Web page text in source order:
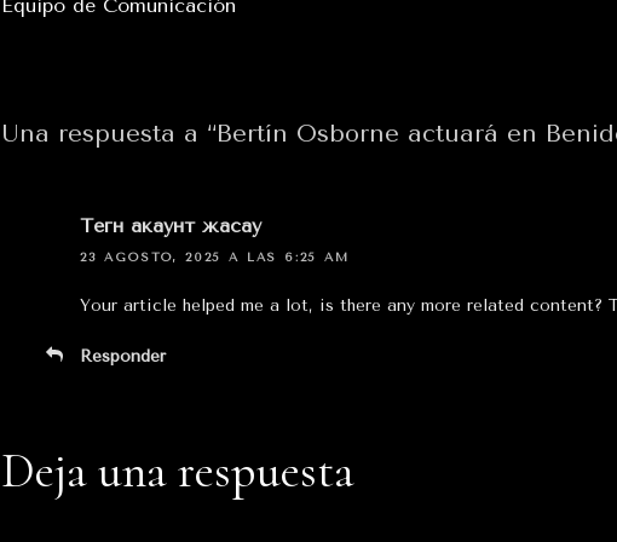
Equipo de Comunicación
Una respuesta a “Bertín Osborne actuará en
Тегн акаунт жасау
23 AGOSTO, 2025 A LAS 6:25 AM
Your article helped me a lot, is there any more related content?
Responder
Deja una respuesta